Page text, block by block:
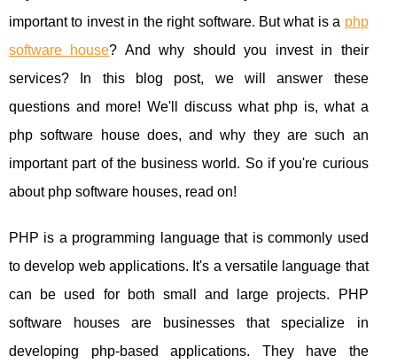
important to invest in the right software. But what is a php
software house? And why should you invest in their
services? In this blog post, we will answer these
questions and more! We'll discuss what php is, what a
php software house does, and why they are such an
important part of the business world. So if you're curious
about php software houses, read on!
PHP is a programming language that is commonly used
to develop web applications. It's a versatile language that
can be used for both small and large projects. PHP
software houses are businesses that specialize in
developing php-based applications. They have the